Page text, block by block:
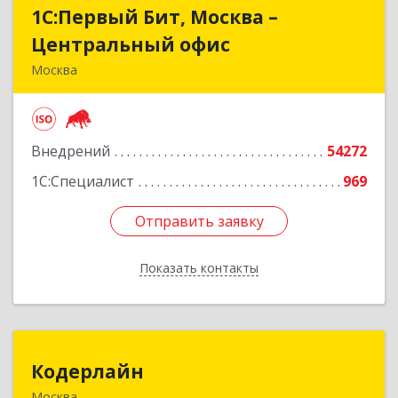
1С:Первый Бит, Москва –
Центральный офис
Москва
Внедрений
54272
1С:Специалист
969
Отправить заявку
Показать контакты
1С:Первый Бит, Москва –
Центральный офис
Подробнее
Отправить заявку
Назад
Кодерлайн